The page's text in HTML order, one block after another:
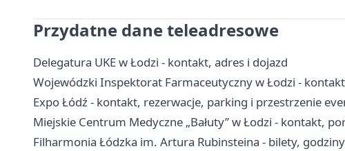
Przydatne dane teleadresowe
Delegatura UKE w Łodzi - kontakt, adres i dojazd
Wojewódzki Inspektorat Farmaceutyczny w Łodzi -
Expo Łódź - kontakt, rezerwacje, parking i przestrzenie
Miejskie Centrum Medyczne „Bałuty” w Łodzi - kontakt,
Filharmonia Łódzka im. Artura Rubinsteina - bilety,